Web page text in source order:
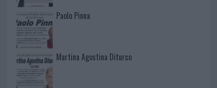
Paolo Pinna
Martina Agostina Diturco